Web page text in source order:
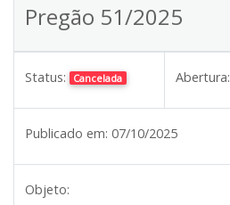
Pregão 51/2025
Status: Cancelada Abertura:
Publicado em: 07/10/2025
Objeto: